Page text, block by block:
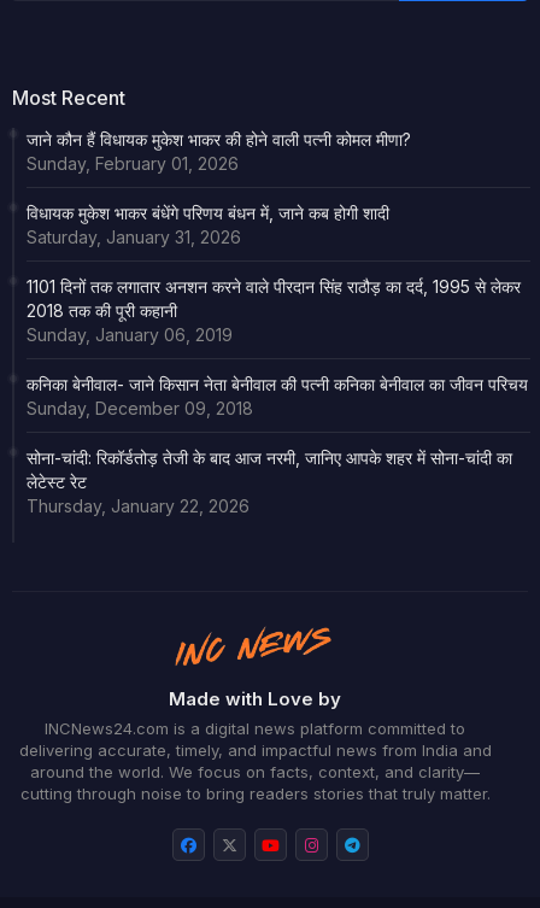
Most Recent
जाने कौन हैं विधायक मुकेश भाकर की होने वाली पत्नी कोमल मीणा?
Sunday, February 01, 2026
विधायक मुकेश भाकर बंधेंगे परिणय बंधन में, जाने कब होगी शादी
Saturday, January 31, 2026
1101 दिनों तक लगातार अनशन करने वाले पीरदान सिंह राठौड़ का दर्द, 1995 से लेकर
2018 तक की पूरी कहानी
Sunday, January 06, 2019
कनिका बेनीवाल- जाने किसान नेता बेनीवाल की पत्नी कनिका बेनीवाल का जीवन परिचय
Sunday, December 09, 2018
सोना-चांदी: रिकॉर्डतोड़ तेजी के बाद आज नरमी, जानिए आपके शहर में सोना-चांदी का
लेटेस्ट रेट
Thursday, January 22, 2026
Made with Love by
INCNews24.com is a digital news platform committed to
delivering accurate, timely, and impactful news from India and
around the world. We focus on facts, context, and clarity—
cutting through noise to bring readers stories that truly matter.